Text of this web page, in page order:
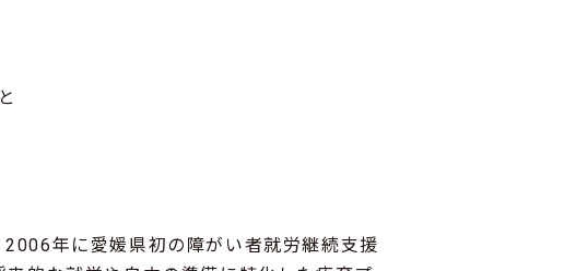
年に愛媛県初の障がい者就労継続支援